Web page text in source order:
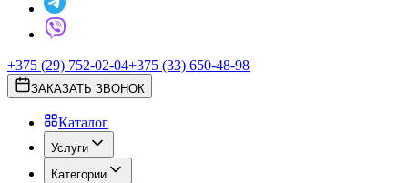
+375 (29) 752-02-04+375 (33) 650-48-98
ЗАКАЗАТЬ ЗВОНОК
Каталог
Услуги
Категории